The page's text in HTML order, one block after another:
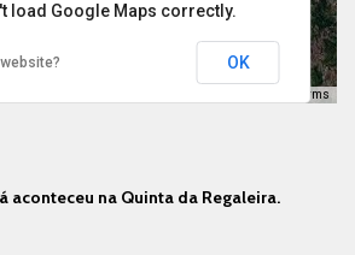
only
Terms
load Google Maps correctly.
OK
aconteceu na Quinta da Regaleira.